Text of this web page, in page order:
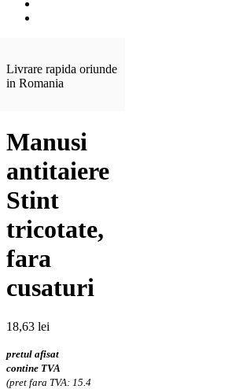
Livrare rapida oriunde
in Romania
Manusi
antitaiere
Stint
tricotate,
fara
cusaturi
18,63 lei
pretul afisat
contine TVA
(pret fara TVA: 15.4